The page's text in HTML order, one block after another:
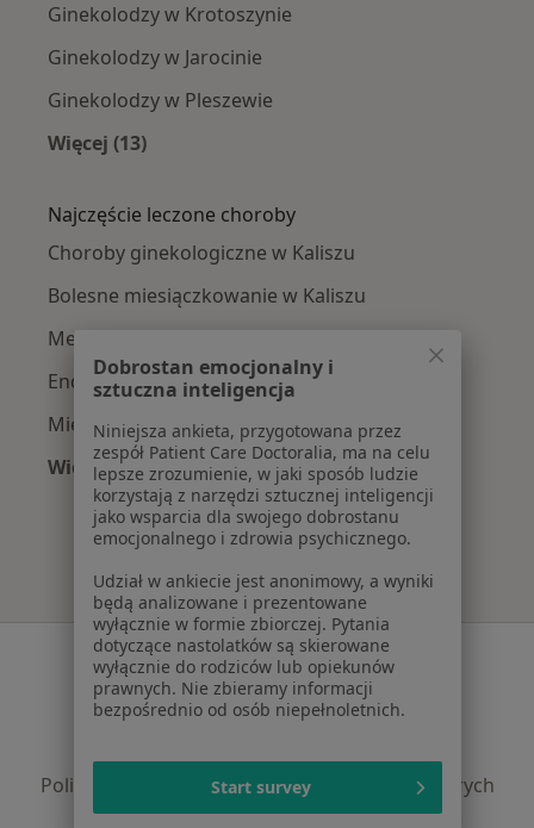
Ginekolodzy w Krotoszynie
Ginekolodzy w Jarocinie
Ginekolodzy w Pleszewie
Więcej (13)
Najczęście leczone choroby
Choroby ginekologiczne w Kaliszu
Bolesne miesiączkowanie w Kaliszu
Menopauza w Kaliszu
Endometrioza w Kaliszu
Mięśniaki macicy w Kaliszu
Więcej (15)
Więcej w kategorii: Najczęście leczone
Serwis
Regulamin
Polityka prywatności pacjentów
Polityka prywatności profesjonalistów
Polityka prywatności dla profesjonalistów, których
dane pozyskaliśmy samodzielnie
Dobrostan emocjonalny i
sztuczna inteligencja
Niniejsza ankieta, przygotowana przez
zespół Patient Care Doctoralia, ma na celu
lepsze zrozumienie, w jaki sposób ludzie
korzystają z narzędzi sztucznej inteligencji
jako wsparcia dla swojego dobrostanu
emocjonalnego i zdrowia psychicznego.
Udział w ankiecie jest anonimowy, a wyniki
będą analizowane i prezentowane
wyłącznie w formie zbiorczej. Pytania
dotyczące nastolatków są skierowane
wyłącznie do rodziców lub opiekunów
prawnych. Nie zbieramy informacji
bezpośrednio od osób niepełnoletnich.
Start survey